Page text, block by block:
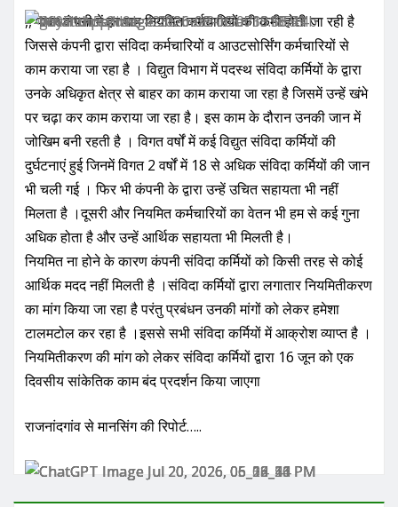
,, पावर कंपनी में हर माह नियमित कर्मचारियों की कमी होती जा रही है
जिससे कंपनी द्वारा संविदा कर्मचारियों व आउटसोर्सिंग कर्मचारियों से
काम कराया जा रहा है । विद्युत विभाग में पदस्थ संविदा कर्मियों के द्वारा
उनके अधिकृत क्षेत्र से बाहर का काम कराया जा रहा है जिसमें उन्हें खंभे
पर चढ़ा कर काम कराया जा रहा है। इस काम के दौरान उनकी जान में
जोखिम बनी रहती है । विगत वर्षों में कई विद्युत संविदा कर्मियों की
दुर्घटनाएं हुई जिनमें विगत 2 वर्षों में 18 से अधिक संविदा कर्मियों की जान
भी चली गई । फिर भी कंपनी के द्वारा उन्हें उचित सहायता भी नहीं
मिलता है ।दूसरी और नियमित कर्मचारियों का वेतन भी हम से कई गुना
अधिक होता है और उन्हें आर्थिक सहायता भी मिलती है।
नियमित ना होने के कारण कंपनी संविदा कर्मियों को किसी तरह से कोई
आर्थिक मदद नहीं मिलती है ।संविदा कर्मियों द्वारा लगातार नियमितीकरण
का मांग किया जा रहा है परंतु प्रबंधन उनकी मांगों को लेकर हमेशा
टालमटोल कर रहा है ।इससे सभी संविदा कर्मियों में आक्रोश व्याप्त है ।
नियमितीकरण की मांग को लेकर संविदा कर्मियों द्वारा 16 जून को एक
दिवसीय सांकेतिक काम बंद प्रदर्शन किया जाएगा
राजनांदगांव से मानसिंग की रिपोर्ट…..